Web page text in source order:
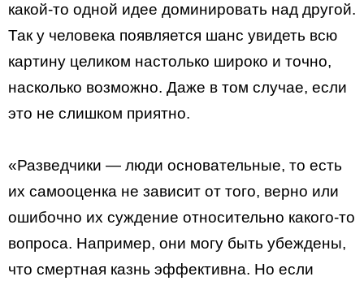
какой-то одной идее доминировать над другой.
Так у человека появляется шанс увидеть всю
картину целиком настолько широко и точно,
насколько возможно. Даже в том случае, если
это не слишком приятно.
«Разведчики — люди основательные, то есть
их самооценка не зависит от того, верно или
ошибочно их суждение относительно какого-то
вопроса. Например, они могу быть убеждены,
что смертная казнь эффективна. Но если